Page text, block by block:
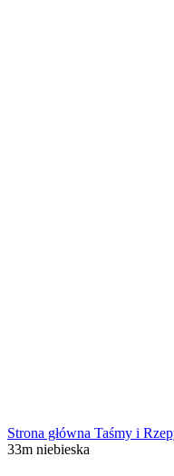
Strona główna Taśmy i
33m niebieska